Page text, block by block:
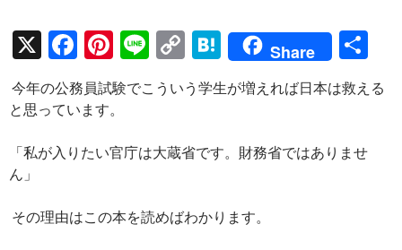
X
F
ac
e
o
k
Pi
nt
er
t
Li
n
e
C
o
p
Li
k
H
at
e
a
Share
有
今年の公務員試験でこういう学生が増えれば日本は救える
と思っています。
「私が入りたい官庁は大蔵省です。財務省ではありませ
ん」
その理由はこの本を読めばわかります。